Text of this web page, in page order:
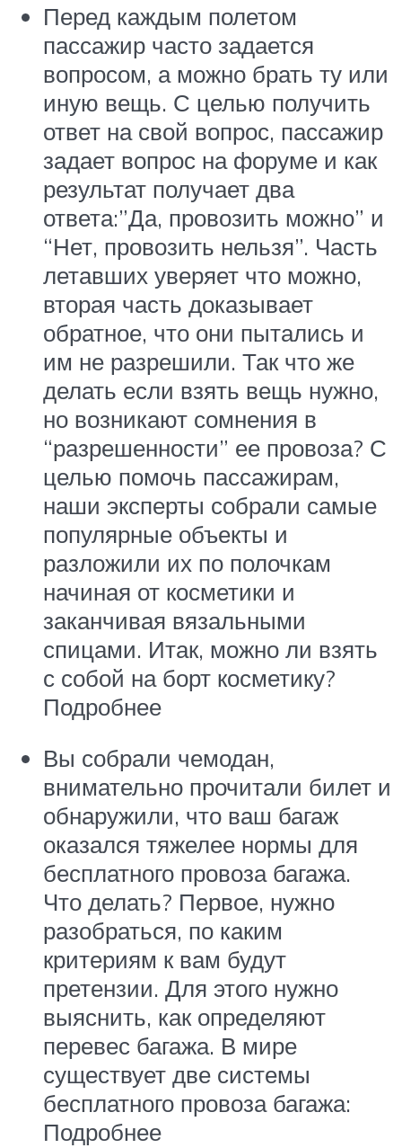
Перед каждым полетом
пассажир часто задается
вопросом, а можно брать ту или
иную вещь. С целью получить
ответ на свой вопрос, пассажир
задает вопрос на форуме и как
результат получает два
ответа:”Да, провозить можно” и
“Нет, провозить нельзя”. Часть
летавших уверяет что можно,
вторая часть доказывает
обратное, что они пытались и
им не разрешили. Так что же
делать если взять вещь нужно,
но возникают сомнения в
“разрешенности” ее провоза? С
целью помочь пассажирам,
наши эксперты собрали самые
популярные объекты и
разложили их по полочкам
начиная от косметики и
заканчивая вязальными
спицами. Итак, можно ли взять
с собой на борт косметику?
Подробнее
Вы собрали чемодан,
внимательно прочитали билет и
обнаружили, что ваш багаж
оказался тяжелее нормы для
бесплатного провоза багажа.
Что делать? Первое, нужно
разобраться, по каким
критериям к вам будут
претензии. Для этого нужно
выяснить, как определяют
перевес багажа. В мире
существует две системы
бесплатного провоза багажа:
Подробнее